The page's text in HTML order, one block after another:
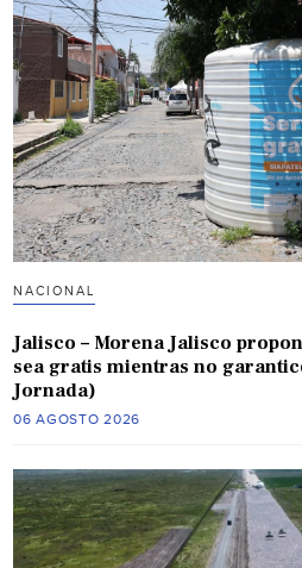
NACIONAL
Jalisco – Morena Jalisco
sea gratis mientras no
Jornada)
06 AGOSTO 2026